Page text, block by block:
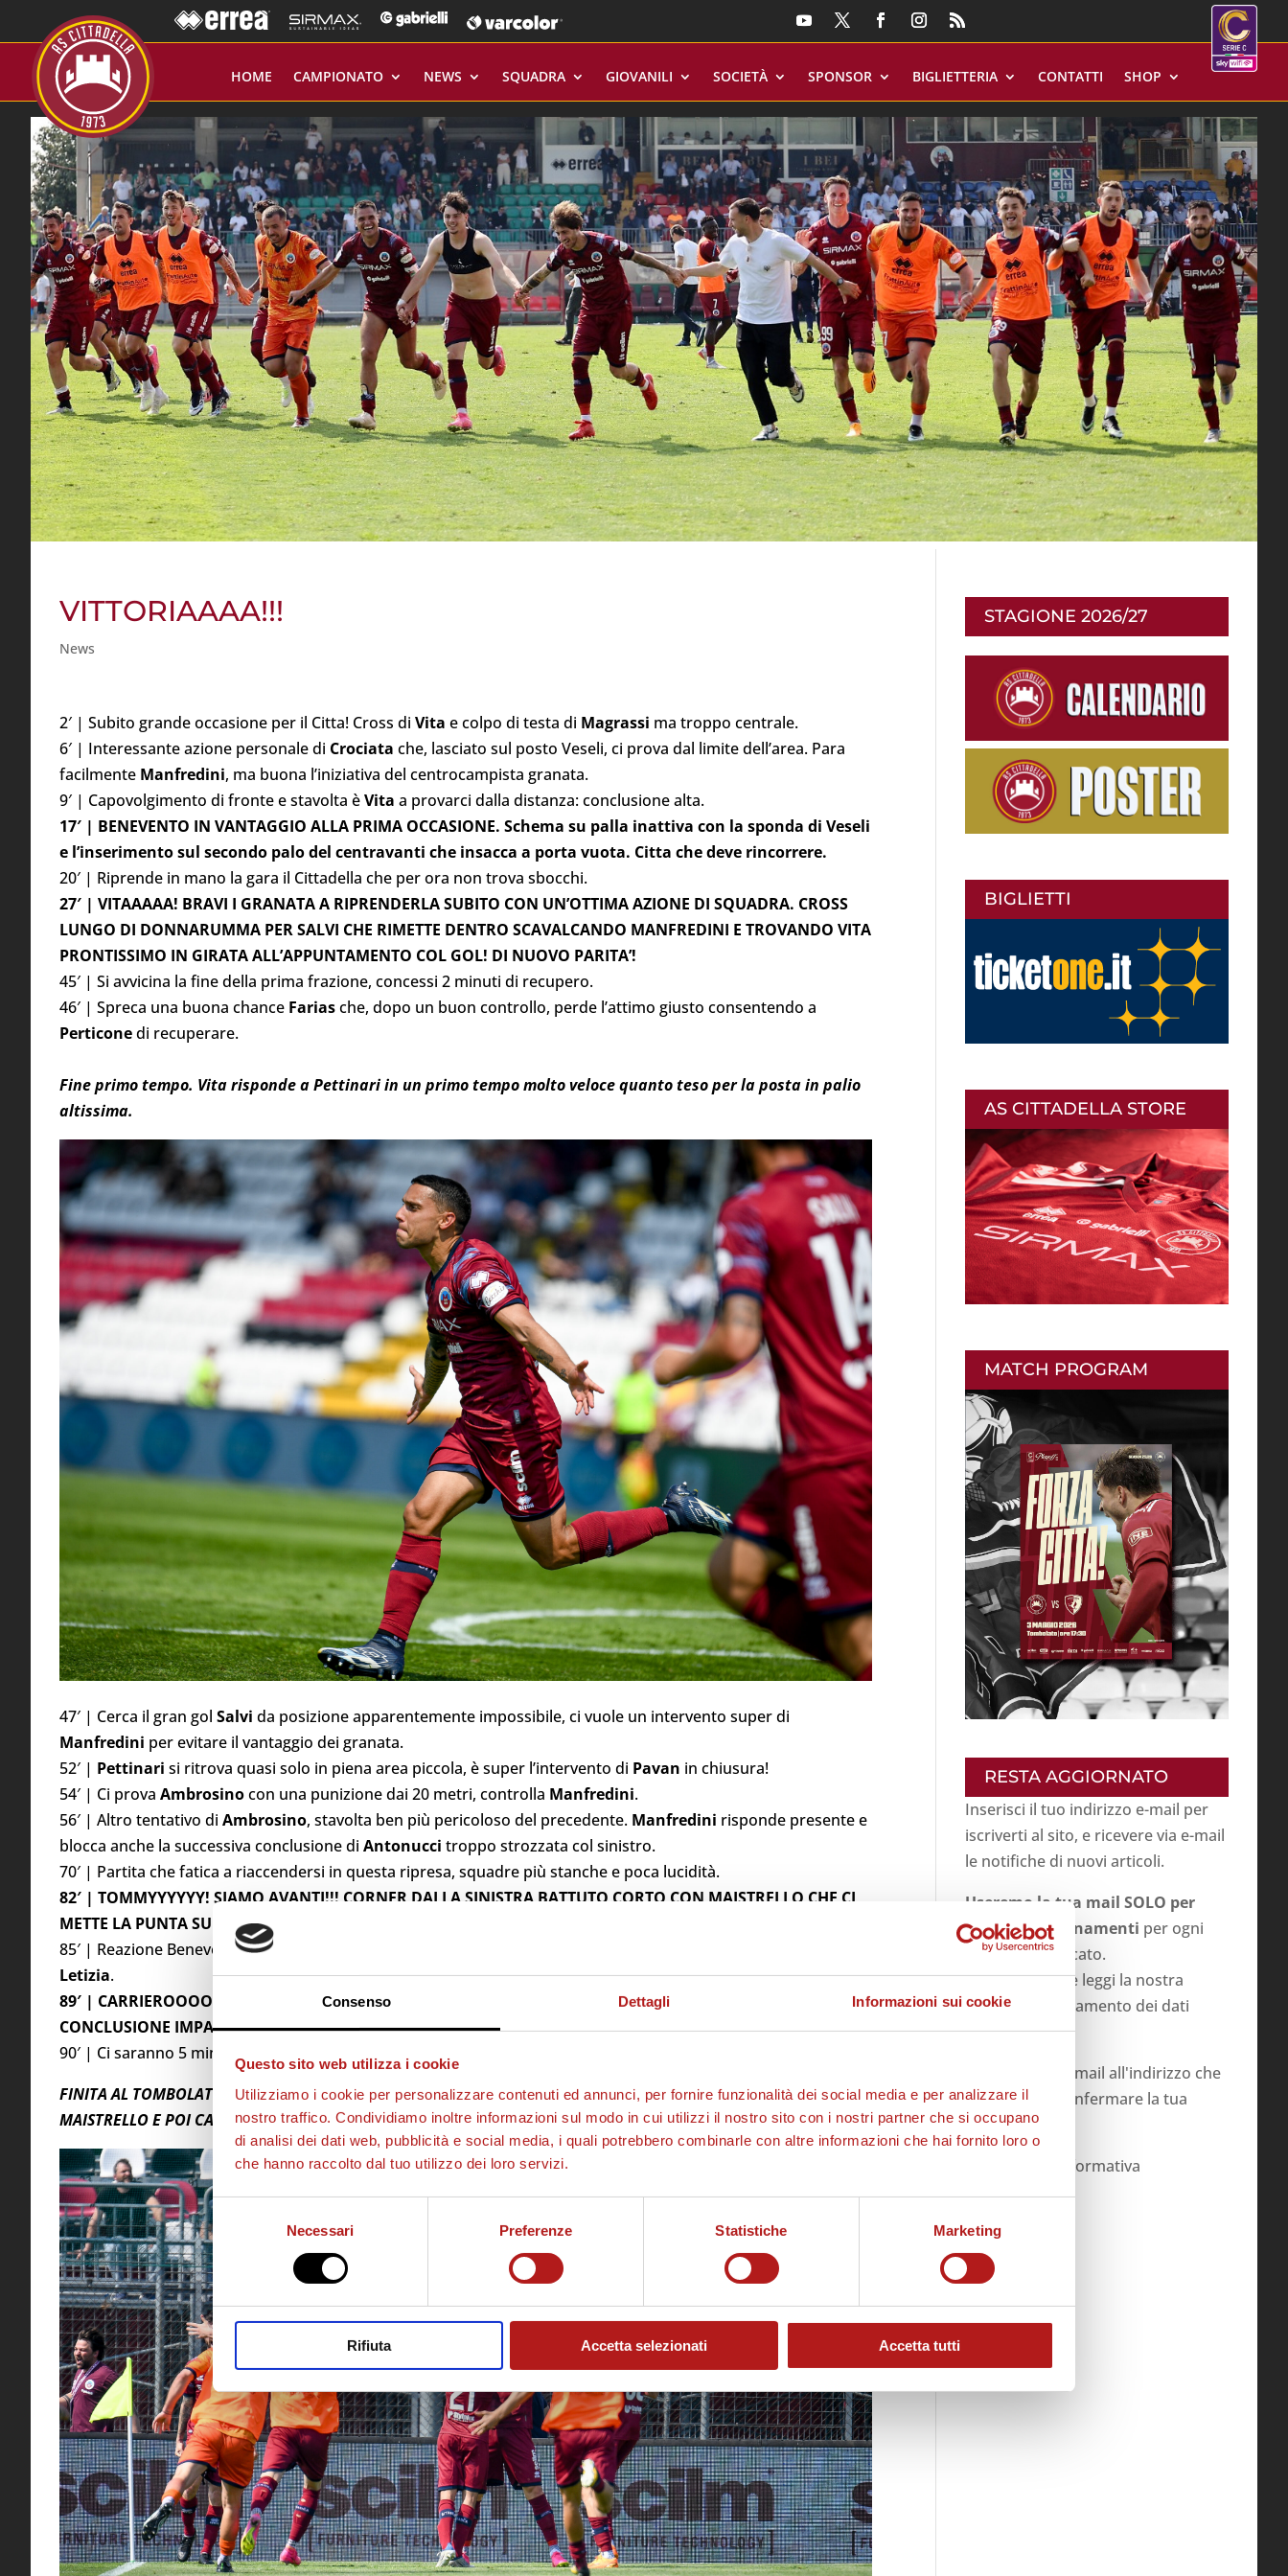
Consenso Dettagli Informazioni sui cookie
Questo sito web utilizza i cookie
Utilizziamo i cookie per personalizzare contenuti ed annunci, per fornire funzionalità dei social media e per analizzare il
nostro traffico. Condividiamo inoltre informazioni sul modo in cui utilizzi il nostro sito con i nostri partner che si occupano
di analisi dei dati web, pubblicità e social media, i quali potrebbero combinarle con altre informazioni che hai fornito loro o
che hanno raccolto dal tuo utilizzo dei loro servizi.
Selezione
del
consenso
Necessari Preferenze Statistiche Marketing
Rifiuta Accetta selezionati Accetta tutti
HOME CAMPIONATO NEWS SQUADRA GIOVANILI SOCIETÀ SPONSOR BIGLIETTERIA CONTATTI SHOP
VITTORIAAAA!!!
News
2′ | Subito grande occasione per il Citta! Cross di Vita e colpo di testa di Magrassi ma troppo centrale.
6′ | Interessante azione personale di Crociata che, lasciato sul posto Veseli, ci prova dal limite dell’area. Para
facilmente Manfredini, ma buona l’iniziativa del centrocampista granata.
9′ | Capovolgimento di fronte e stavolta èVita a provarci dalla distanza: conclusione alta.
17′ | BENEVENTO IN VANTAGGIO ALLA PRIMA OCCASIONE. Schema su palla inattiva con la sponda di Veseli
e l’inserimento sul secondo palo del centravanti che insacca a porta vuota. Citta che deve rincorrere.
20′ | Riprende in mano la gara il Cittadella che per ora non trova sbocchi.
27′ | VITAAAAA! BRAVI I GRANATA A RIPRENDERLA SUBITO CON UN’OTTIMA AZIONE DI SQUADRA. CROSS
LUNGO DI DONNARUMMA PER SALVI CHE RIMETTE DENTRO SCAVALCANDO MANFREDINI E TROVANDO VITA
PRONTISSIMO IN GIRATA ALL’APPUNTAMENTO COL GOL! DI NUOVO PARITA’!
45′ | Si avvicina la fine della prima frazione, concessi 2 minuti di recupero.
46′ | Spreca una buona chance Fariasche, dopo un buon controllo, perde l’attimo giusto consentendo a
Perticonedi recuperare.
Fine primo tempo. Vita risponde a Pettinari in un primo tempo molto veloce quanto teso per la posta in palio
altissima.
47′ | Cerca il gran gol Salvi da posizione apparentemente impossibile, ci vuole un intervento super di
Manfredini per evitare il vantaggio dei granata.
52′ | Pettinari si ritrova quasi solo in piena area piccola, è super l’intervento di Pavan in chiusura!
54′ | Ci prova Ambrosinocon una punizione dai 20 metri, controlla Manfredini.
56′ | Altro tentativo di Ambrosino, stavolta ben più pericoloso del precedente. Manfredini risponde presente e
blocca anche la successiva conclusione di Antonucci troppo strozzata col sinistro.
70′ | Partita che fatica a riaccendersi in questa ripresa, squadre più stanche e poca lucidità.
82′ | TOMMYYYYYY! SIAMO AVANTI!!! CORNER DALLA SINISTRA BATTUTO CORTO CON MAISTRELLO CHE CI
METTE LA PUNTA SU IMBECCATA DI BRANCA!
85′ | Reazione Benevento, azione corale condotta con lucidità e bella uscita di
Letizia.
89′ | CARRIEROOOOO! LA CHIUDE LUI CHE VA ANCORA UNA VOLTA AD ESULTARE SOTTO LA EST!
CONCLUSIONE IMPARABILE AD INCROCIARE!!!
90′ | Ci saranno 5 minuti di recupero!
FINITA AL TOMBOLATO. NELLA RIPRESA IL CITTADELLA SEMBRA NON TROVARE IL PERTUGIO GIUSTO MA PRIMA
MAISTRELLO E POI CARRIERO CI FANNO ESULTARE DA PAURA! GRANDISSIMI RAGAZZI!
STAGIONE 2026/27
BIGLIETTI
AS CITTADELLA STORE
MATCH PROGRAM
RESTA AGGIORNATO
Inserisci il tuo indirizzo e-mail per
iscriverti al sito, e ricevere via e-mail
le notifiche di nuovi articoli.
Useremo la tua mail SOLO per
inviarti aggiornamenti per ogni
articolo pubblicato.
Prima di inviare leggi la nostra
politica su
trattamento dei dati
personali.
Invieremo una mail all'indirizzo che
inserirai per confermare la tua
iscrizione
ho letto l'informativa